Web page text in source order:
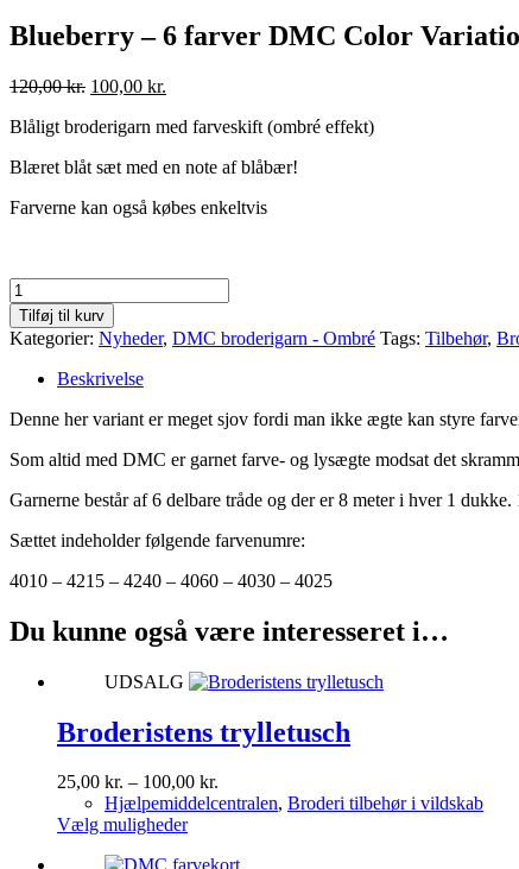
Blueberry – 6 farver DMC Color
120,00kr. Den
pris
120,00 kr..
100,00 kr.
pris
100,00 kr..
Blåligt broderigarn med farveskift (ombré effekt)
Blæret blåt sæt med en note af blåbær!
Farverne kan også købes enkeltvis
Blueberry
-
6
farver
DMC
Variations
Tilføj til kurv
Kategorier: Nyheder, DMC broderigarn - Ombré Tags: Tilbehør,
Beskrivelse
Denne her variant er meget sjov fordi man ikke ægte kan styre
Som altid med DMC er garnet farve- og lysægte modsat det
Garnerne består af 6 delbare tråde og der er 8 meter i hver 1
Sættet indeholder følgende farvenumre:
4010 – 4215 – 4240 – 4060 – 4030 – 4025
Du kunne også være interesseret i…
UDSALG
Broderistens trylletusch
25,00 kr. – 100,00 kr.
25,00 kr.
Hjælpemiddelcentralen, Broderi tilbehør i vildskab
Vælg mulighederDette